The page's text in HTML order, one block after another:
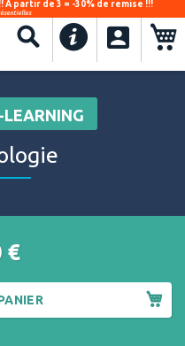
Recherche
À partir de 3 = -30% de remise !!!
€